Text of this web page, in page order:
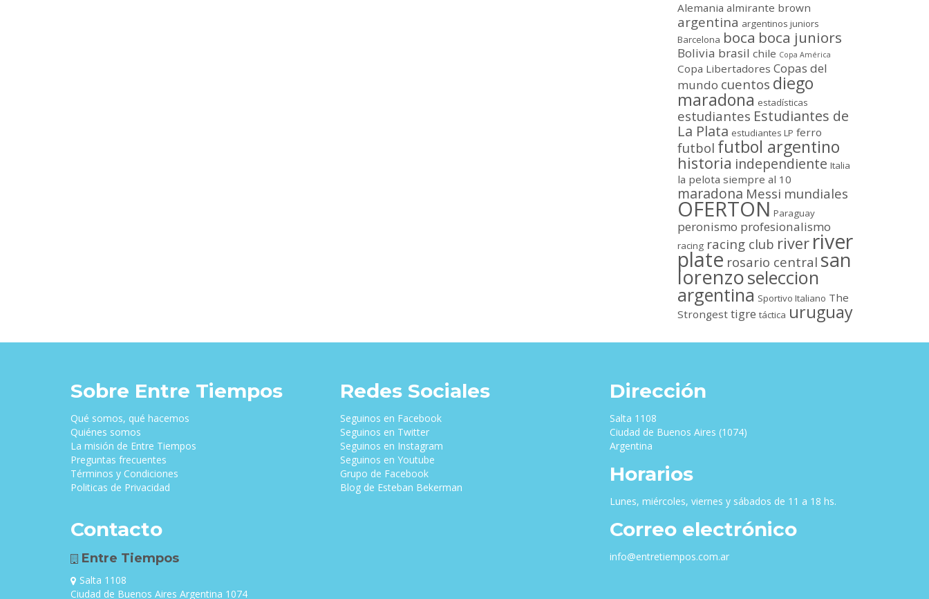
Alemania almirante brown
argentina argentinos juniors
Barcelona boca boca juniors
Bolivia brasil chile Copa América
Copa Libertadores Copas del
mundo cuentos diego
maradona estadísticas
estudiantes Estudiantes de
La Plata estudiantes LP ferro
futbol futbol argentino
historia independiente Italia
la pelota siempre al 10
maradona Messi mundiales
OFERTON Paraguay
peronismo profesionalismo
racing racing club river river
plate rosario central san
lorenzoseleccion
argentina Sportivo Italiano The
Strongest tigre táctica uruguay
Sobre Entre Tiempos
Qué somos, qué hacemos
Quiénes somos
La misión de Entre Tiempos
Preguntas frecuentes
Términos y Condiciones
Politicas de Privacidad
Contacto
Entre Tiempos
Salta 1108
Ciudad de Buenos Aires Argentina 1074
Redes Sociales
Seguinos en Facebook
Seguinos en Twitter
Seguinos en Instagram
Seguinos en Youtube
Grupo de Facebook
Blog de Esteban Bekerman
Dirección
Salta 1108
Ciudad de Buenos Aires (1074)
Argentina
Horarios
Lunes, miércoles, viernes y sábados de 11 a 18 hs.
Correo electrónico
info@entretiempos.com.ar